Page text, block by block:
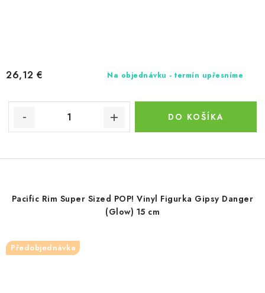
Na objednávku - termín upřesníme
26,12 €
DO KOŠÍKA
Pacific Rim Super Sized POP! Vinyl Figurka Gipsy Danger
(Glow) 15 cm
Předobjednávka